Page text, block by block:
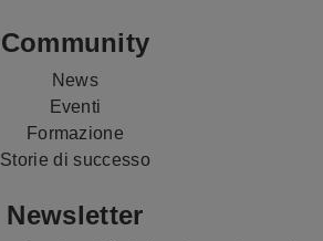
Community
News
Eventi
Formazione
Storie di successo
Newsletter